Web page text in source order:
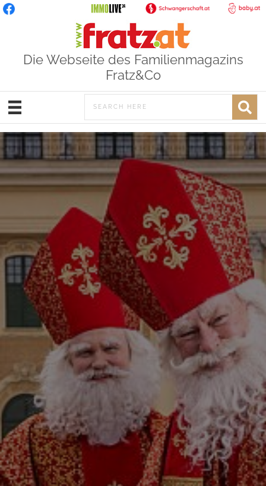
Die Webseite des Familienmagazins
Fratz&Co